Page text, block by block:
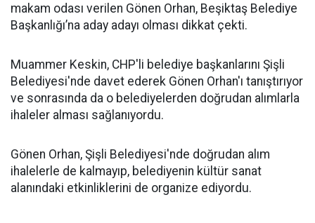
makam odası verilen Gönen Orhan, Beşiktaş Belediye
Başkanlığı’na aday adayı olması dikkat çekti.
Muammer Keskin, CHP'li belediye başkanlarını Şişli
Belediyesi'nde davet ederek Gönen Orhan'ı tanıştırıyor
ve sonrasında da o belediyelerden doğrudan alımlarla
ihaleler alması sağlanıyordu.
Gönen Orhan, Şişli Belediyesi'nde doğrudan alım
ihalelerle de kalmayıp, belediyenin kültür sanat
alanındaki etkinliklerini de organize ediyordu.